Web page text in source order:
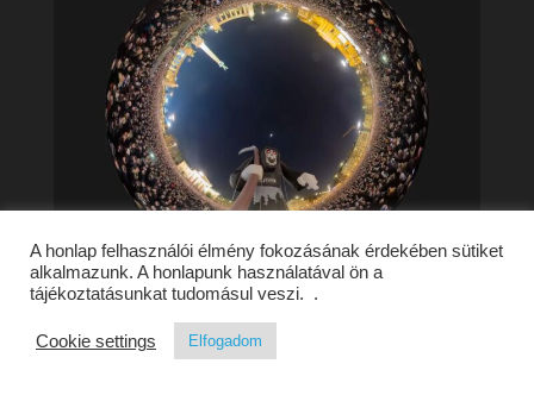
A honlap felhasználói élmény fokozásának érdekében sütiket
alkalmazunk. A honlapunk használatával ön a
tájékoztatásunkat tudomásul veszi. .
Cookie settings Elfogadom